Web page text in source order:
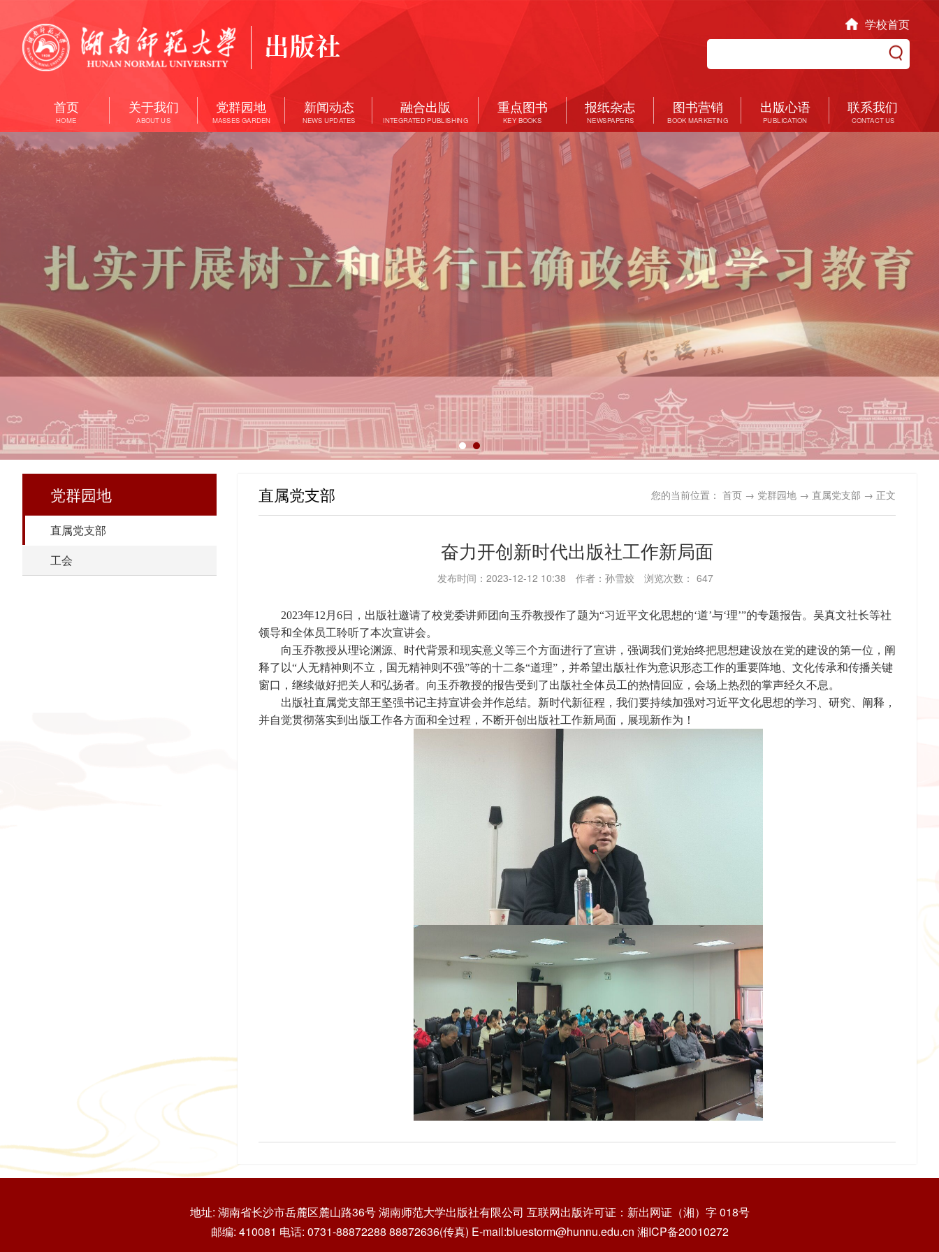
学校首页
首页
HOME
关于我们
ABOUT US
党群园地
MASSES GARDEN
新闻动态
NEWS UPDATES
融合出版
INTEGRATED PUBLISHING
重点图书
KEY BOOKS
报纸杂志
NEWSPAPERS
图书营销
BOOK MARKETING
出版心语
PUBLICATION
联系我们
CONTACT US
党群园地
直属党支部
工会
直属党支部 您的当前位置： 首页 → 党群园地 → 直属党支部 → 正文
奋力开创新时代出版社工作新局面
发布时间：2023-12-12 10:38 作者：孙雪姣 浏览次数： 647
2023年12月 6日，出版社邀请了校党委讲师团向玉乔教授作了题为“习近平文化思想的‘道’与‘理’”的专题报告。吴真文社长等社
领导和全体员工聆听了本次宣讲会。
向玉乔教授从理论渊源、时代背景和现实意义等三个方面进行了宣讲，强调我们党始终把思想建设放在党的建设的第一位，阐
释了以“人无精神则不立，国无精神则不强”等的十二条“道理”，并希望出版社作为意识形态工作的重要阵地、文化传承和传播关键
窗口，继续做好把关人和弘扬者。向玉乔教授的报告受到了出版社全体员工的热情回应，会场上热烈的掌声经久不息。
出版社直属党支部王坚强书记主持宣讲会并作总结。新时代新征程，我们要持续加强对习近平文化思想的学习、研究、阐释，
并自觉贯彻落实到出版工作各方面和全过程，不断开创出版社工作新局面，展现新作为！
地址: 湖南省长沙市岳麓区麓山路36号 湖南师范大学出版社有限公司 互联网出版许可证：新出网证（湘）字 018号
邮编: 410081 电话: 0731-88872288 88872636(传真) E-mail:bluestorm@hunnu.edu.cn 湘ICP备20010272